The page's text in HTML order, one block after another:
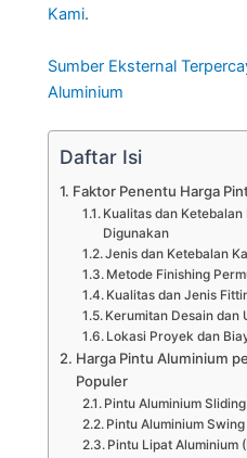
Kami.
Sumber Eksternal
Aluminium
Daftar Isi
Faktor Penentu Harga
Kualitas dan
Digunakan
Jenis dan Ketebalan
Metode Finishing
Kualitas dan Jenis
Kerumitan Desain dan
Lokasi Proyek dan
Harga Pintu Aluminium
Populer
Pintu Aluminium
Pintu Aluminium
Pintu Lipat Aluminium